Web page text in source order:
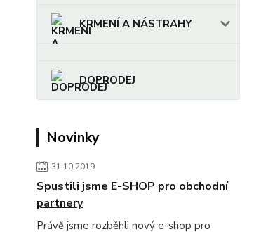
KRMENÍ A NÁSTRAHY
DOPRODEJ
Novinky
31.10.2019
Spustili jsme E-SHOP pro obchodní
partnery
Právě jsme rozběhli nový e-shop pro